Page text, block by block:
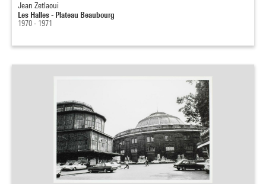
Jean Zetlaoui
Les Halles - Plateau Beaubourg
1970 - 1971